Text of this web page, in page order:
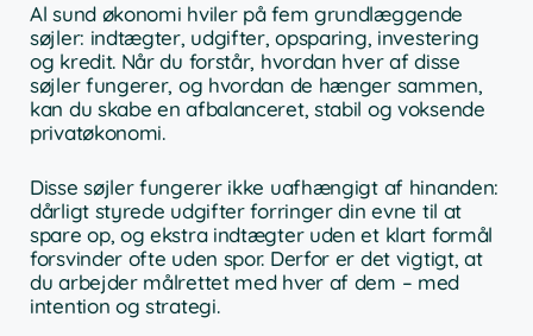
Al sund økonomi hviler på fem grundlæggende
søjler: indtægter, udgifter, opsparing, investering
og kredit. Når du forstår, hvordan hver af disse
søjler fungerer, og hvordan de hænger sammen,
kan du skabe en afbalanceret, stabil og voksende
privatøkonomi.
Disse søjler fungerer ikke uafhængigt af hinanden:
dårligt styrede udgifter forringer din evne til at
spare op, og ekstra indtægter uden et klart formål
forsvinder ofte uden spor. Derfor er det vigtigt, at
du arbejder målrettet med hver af dem – med
intention og strategi.